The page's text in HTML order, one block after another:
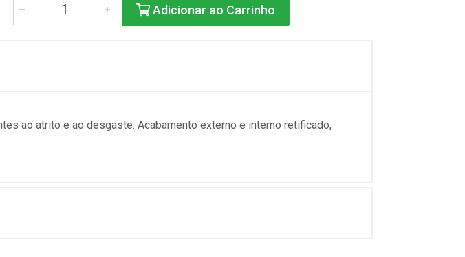
Adicionar ao Carrinho
ao atrito e ao desgaste. Acabamento externo e interno retificado,